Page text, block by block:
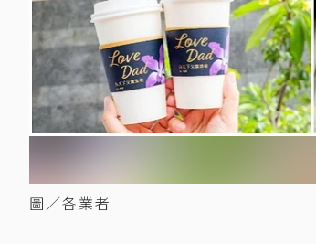
圖／各業者